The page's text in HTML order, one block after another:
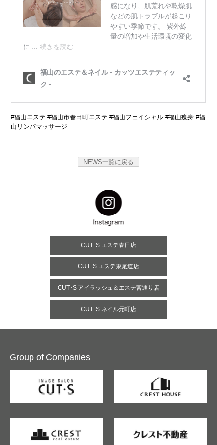
#福山エステ #福山市春日町エステ #福山フェイシャル #福山痩身 #福
山リンパマッサージ
NEWS一覧に戻る
CUT･S エステ春日店
CUT･S エステ東尾道店
CUT･S アイラッシュ＆エステ宮通り店
CUT･S ネイル元町店
Group of Companies